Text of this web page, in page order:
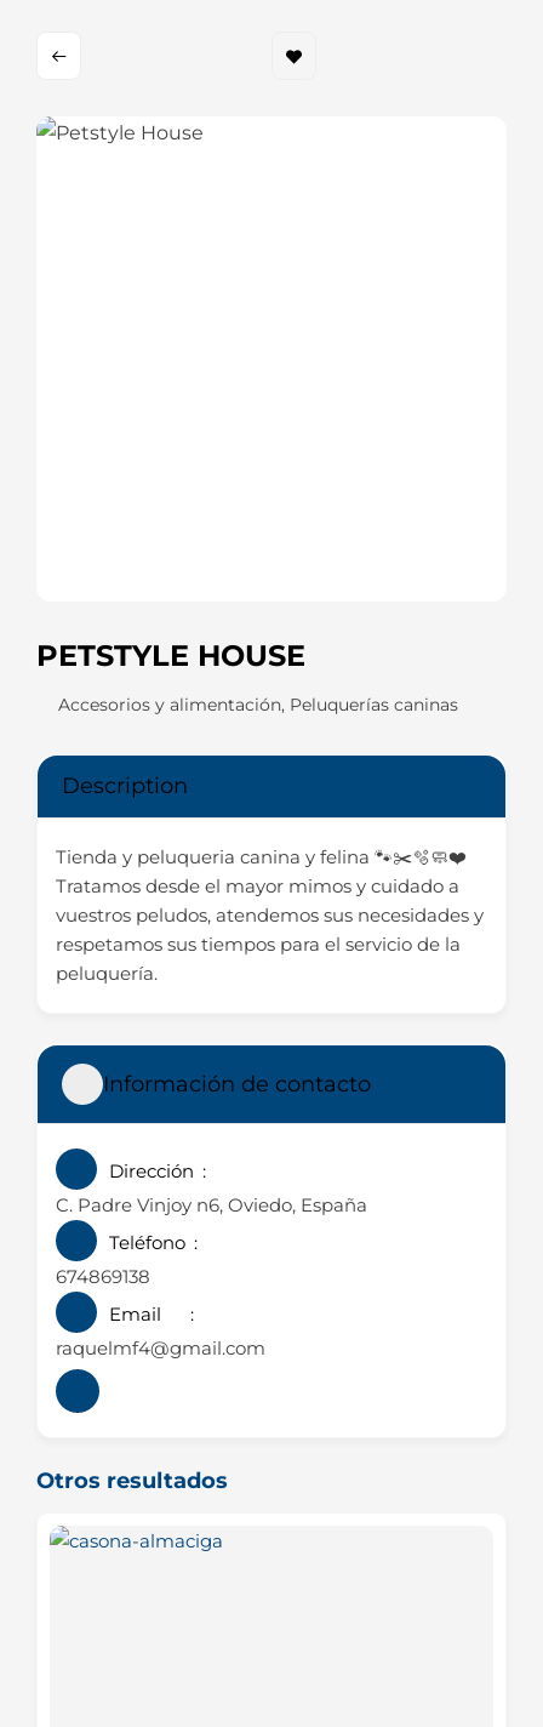
PETSTYLE HOUSE
Accesorios y alimentación, Peluquerías caninas
Description
Tienda y peluqueria canina y felina 🐾✂️🫧🧼❤️
Tratamos desde el mayor mimos y cuidado a
vuestros peludos, atendemos sus necesidades y
respetamos sus tiempos para el servicio de la
peluquería.
Información de contacto
Dirección
C. Padre Vinjoy n6, Oviedo, España
Teléfono
674869138
Email
raquelmf4@gmail.com
Otros resultados